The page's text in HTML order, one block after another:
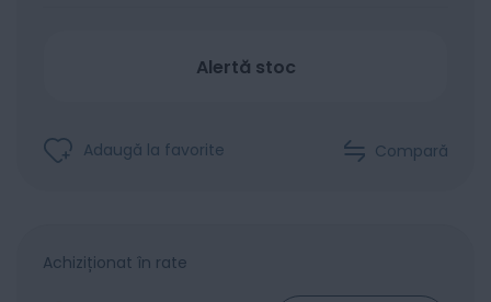
Alertă stoc
Adaugă la favorite Compară
Achiziționat în rate